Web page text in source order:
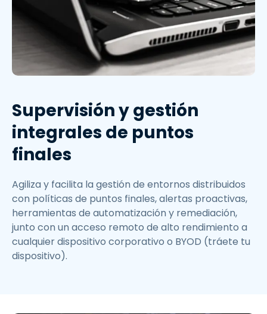
Supervisión y gestión
integrales de puntos
finales
Agiliza y facilita la gestión de entornos distribuidos
con políticas de puntos finales, alertas proactivas,
herramientas de automatización y remediación,
junto con un acceso remoto de alto rendimiento a
cualquier dispositivo corporativo o BYOD (tráete tu
dispositivo).